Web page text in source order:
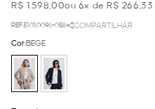
R$ 1.598,00ou 6x de R$ 266,33
REF.51.01.0096-058 COMPARTILHAR
Cor:BEGE